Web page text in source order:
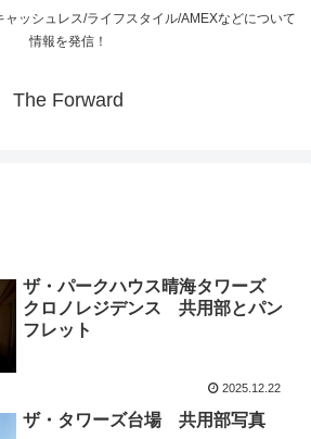
ッシュレス/ライフスタイル/AMEXなどについて
情報を発信！
The Forward
ザ・パークハウス晴海タワーズ
クロノレジデンス 共用部とパン
フレット
2025.12.22
ザ・タワーズ台場 共用部写真